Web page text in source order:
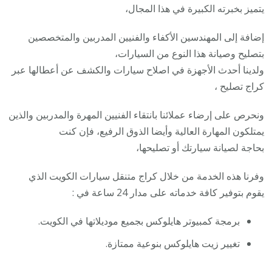
يتميز بخبرته الكبيرة في هذا المجال،
إضافة إلى المهندسين الأكفاء والفنيين المدربين والمتخصصين
بتصليح وصيانة هذا النوع من السيارات،
ولدينا أحدث الأجهزة في اصلاح سيارات والكشف عن أعطالها عبر
كراج تصليح ،
ونحرص على إرضاء عملائنا بانتقاء الفنيين المهرة والمدربين والذين
يمتلكون المهارة العالية وأيضا الذوق الرفيع، فإن كنت
بحاجة لصيانة سيارتك أو تصليحها،
وفرنا هذه الخدمة من خلال كراج متنقل سيارات الكويت الذي
يقوم بتوفير كافة خدماته على مدار 24 ساعة في :
برمجة كمبيوتر هايلوكس بجميع موديلاتها في الكويت.
تغيير زيت هايلوكس بنوعية ممتازة.